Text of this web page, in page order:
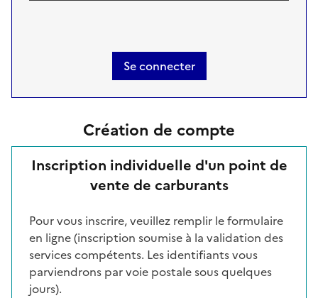
Se connecter
Création de compte
Inscription individuelle d'un point de
vente de carburants
Pour vous inscrire, veuillez remplir le formulaire
en ligne (inscription soumise à la validation des
services compétents. Les identifiants vous
parviendrons par voie postale sous quelques
jours).